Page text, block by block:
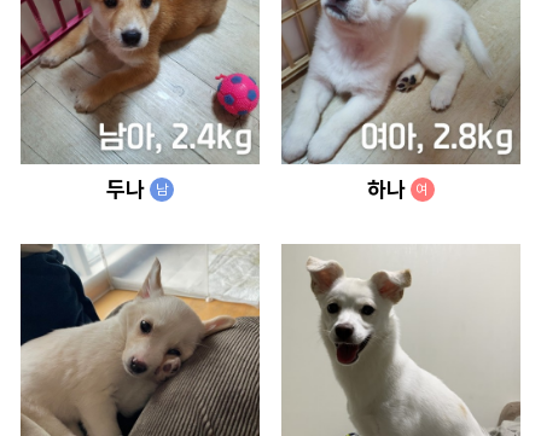
두나 남 하나 여